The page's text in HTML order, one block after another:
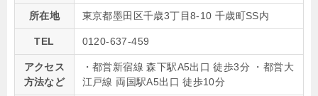
所在地 東京都墨田区千歳3丁目8-10 千歳町SS内
TEL 0120-637-459
アクセス
方法など
・都営新宿線 森下駅A5出口 徒歩3分 ・都営大
江戸線 両国駅A5出口 徒歩10分